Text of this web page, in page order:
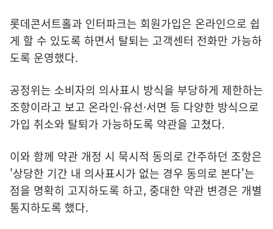
롯데콘서트홀과 인터파크는 회원가입은 온라인으로 쉽
게 할 수 있도록 하면서 탈퇴는 고객센터 전화만 가능하
도록 운영했다.
공정위는 소비자의 의사표시 방식을 부당하게 제한하는
조항이라고 보고 온라인·유선·서면 등 다양한 방식으로
가입 취소와 탈퇴가 가능하도록 약관을 고쳤다.
이와 함께 약관 개정 시 묵시적 동의로 간주하던 조항은
'상당한 기간 내 의사표시가 없는 경우 동의로 본다'는
점을 명확히 고지하도록 하고, 중대한 약관 변경은 개별
통지하도록 했다.